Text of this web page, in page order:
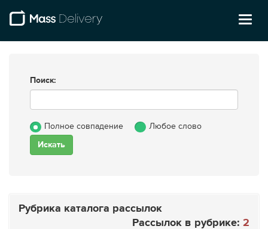
Поиск:
Полное совпадение Любое слово
Рубрика каталога рассылок
Рассылок в рубрике: 2